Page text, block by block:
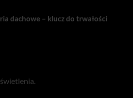
dachowe – klucz do trwałości